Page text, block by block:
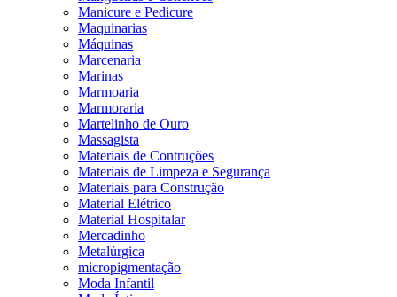
Manicure e Pedicure
Maquinarias
Máquinas
Marcenaria
Marinas
Marmoaria
Marmoraria
Martelinho de Ouro
Massagista
Materiais de Contruções
Materiais de Limpeza e Segurança
Materiais para Construção
Material Elétrico
Material Hospitalar
Mercadinho
Metalúrgica
micropigmentação
Moda Infantil